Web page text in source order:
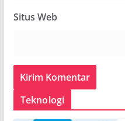
Situs Web
Teknologi